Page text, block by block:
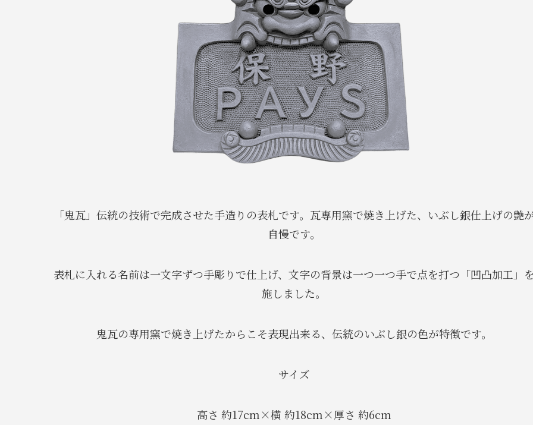
「鬼瓦」伝統の技術で完成させた手造りの表札です。瓦専用窯で焼き上げた、いぶし銀仕上げの艶
自慢です。
表札に入れる名前は一文字ずつ手彫りで仕上げ、文字の背景は一つ一つ手で点を打つ「凹凸加工」
施しました。
鬼瓦の専用窯で焼き上げたからこそ表現出来る、伝統のいぶし銀の色が特徴です。
サイズ
高さ 約17cm×横 約18cm×厚さ 約6cm